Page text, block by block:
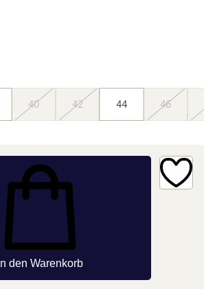
40 42 44 46
In den Warenkorb